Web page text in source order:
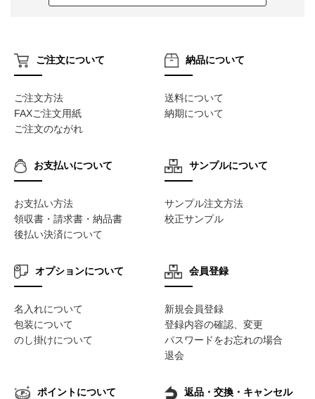
ご注文について
ご注文方法
FAXご注文用紙
ご注文のながれ
納品について
送料について
納期について
お支払いについて
お支払い方法
領収書・請求書・納品書
後払い決済について
サンプルについて
サンプル注文方法
校正サンプル
オプションについて
名入れについて
包装について
のし掛けについて
会員登録
新規会員登録
登録内容の確認、変更
パスワードをお忘れの場合
退会
ポイントについて 返品・交換・キャンセル